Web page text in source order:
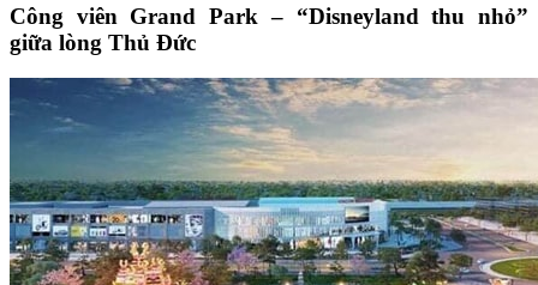
Công viên Grand Park – “Disneyland thu nhỏ”
giữa lòng Thủ Đức